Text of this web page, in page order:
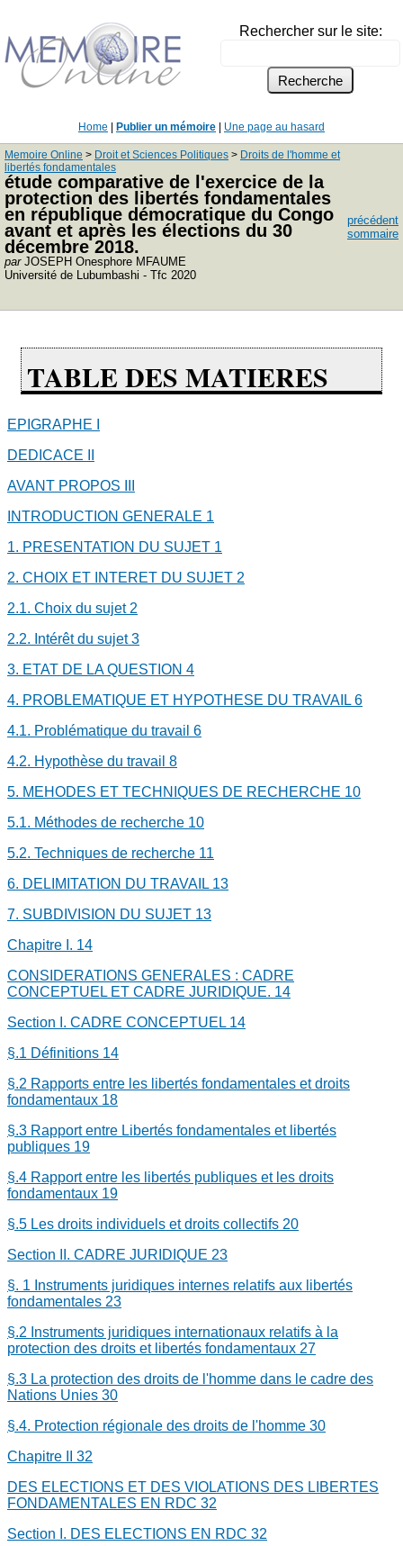
Rechercher sur le site:
Home Publier un mémoire Une page au hasard
Memoire Online > Droit et Sciences Politiques > Droits de l'homme et
libertés fondamentales
étude comparative de l'exercice de la
protection des libertés fondamentales
en république démocratique du Congo
avant et après les élections du 30
décembre 2018.
parJOSEPH Onesphore MFAUME
Université de Lubumbashi - Tfc 2020
précédent
sommaire
TABLE DES MATIERES
EPIGRAPHE
DEDICACE
AVANT PROPOS
INTRODUCTION GENERALE 1
1. PRESENTATION DU SUJET 1
2. CHOIX ET INTERET DU SUJET 2
2.1. Choix du sujet 2
2.2. Intérêt du sujet 3
3. ETAT DE LA QUESTION 4
4. PROBLEMATIQUE ET HYPOTHESE DU TRAVAIL 6
4.1. Problématique du travail 6
4.2. Hypothèse du travail 8
5. MEHODES ET TECHNIQUES DE RECHERCHE 10
5.1. Méthodes de recherche 10
5.2. Techniques de recherche 11
6. DELIMITATION DU TRAVAIL 13
7. SUBDIVISION DU SUJET 13
Chapitre I. 14
CONSIDERATIONS GENERALES : CADRE
CONCEPTUEL ET CADRE JURIDIQUE. 14
Section I. CADRE CONCEPTUEL 14
§.1 Définitions 14
§.2 Rapports entre les libertés fondamentales et droits
fondamentaux 18
§.3 Rapport entre Libertés fondamentales et libertés
publiques 19
§.4 Rapport entre les libertés publiques et les droits
fondamentaux 19
§.5 Les droits individuels et droits collectifs 20
Section II. CADRE JURIDIQUE 23
§. 1 Instruments juridiques internes relatifs aux libertés
fondamentales 23
§.2 Instruments juridiques internationaux relatifs à la
protection des droits et libertés fondamentaux 27
§.3 La protection des droits de l'homme dans le cadre des
Nations Unies 30
§.4. Protection régionale des droits de l'homme 30
Chapitre II
32
DES ELECTIONS ET DES VIOLATIONS DES LIBERTES
FONDAMENTALES EN RDC 32
Section I. DES ELECTIONS EN RDC 32